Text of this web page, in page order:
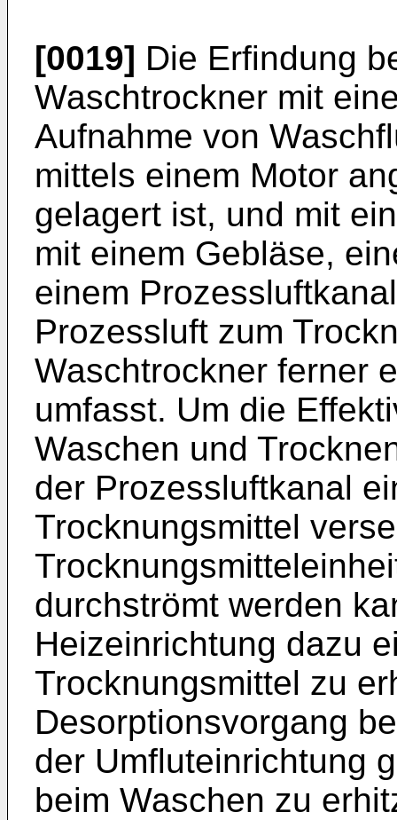
[0019] Die Erfindung
Waschtrockner mit
Aufnahme von
mittels einem Motor
gelagert ist, und mit
mit einem Gebläse,
einem
Prozessluft zum
Waschtrockner ferner
umfasst. Um die
Waschen und
der Prozessluftkanal
Trocknungsmittel
durchströmt werden
Heizeinrichtung dazu
Trocknungsmittel zu
Desorptionsvorgang
der Umfluteinrichtung
beim Waschen zu